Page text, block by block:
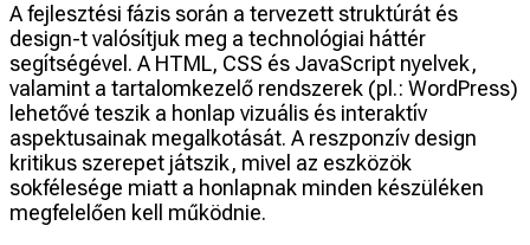
A fejlesztési fázis során a tervezett struktúrát és
design-t valósítjuk meg a technológiai háttér
segítségével. A HTML, CSS és JavaScript nyelvek,
valamint a tartalomkezelő rendszerek (pl.: WordPress)
lehetővé teszik a honlap vizuális és interaktív
aspektusainak megalkotását. A reszponzív design
kritikus szerepet játszik, mivel az eszközök
sokfélesége miatt a honlapnak minden készüléken
megfelelően kell működnie.